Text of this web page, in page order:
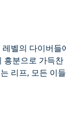
벨의 다이버들
흥분으로 가득
리프, 모든 이